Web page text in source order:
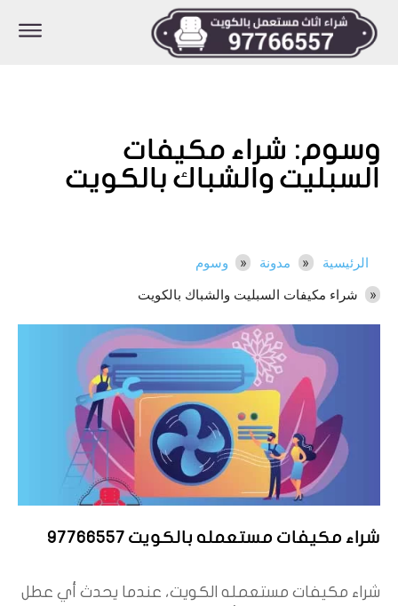
وسوم: شراء مكيفات
السبليت والشباك بالكويت
الرئيسية مدونة
وسوم
شراء مكيفات السبليت والشباك بالكويت
شراء مكيفات مستعمله بالكويت 97766557
شراء مكيفات مستعمله الكويت، عندما يحدث أي عطل